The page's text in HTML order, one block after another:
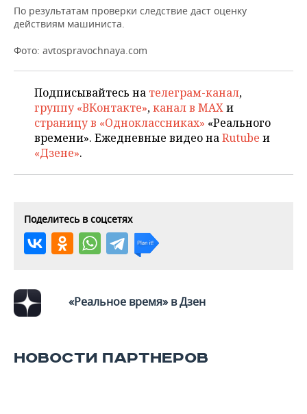
ОПК
ЭНЕРГЕТИКА
ТРАНСПОРТ
IT
ТЕЛЕКОММУНИКАЦИИ
НОВОСТИ МЕРОПРИЯТИЙ
БИЗНЕС-БРАНЧИ
ONLINE-КОНФЕРЕНЦИИ
ОТКРЫТАЯ ЛЕКЦИЯ
СПОРТ
ФУТБОЛ
ХОККЕЙ
БАСКЕТБОЛ
ФИГУРНОЕ КАТАНИЕ
ВОДНЫЕ ВИДЫ СПОРТА
ХОККЕЙ С МЯЧОМ
НОВОСТИ ОБЩЕСТВА
ВЛАСТЬ
ИНФРАСТРУКТУРА
МЕДИЦИНА
ПРОИСШЕСТВИЯ
ФОТОГАЛЕРЕЯ
СЮЖЕТЫ
СПРАВОЧНИК
По результатам проверки следствие даст оценку
действиям машиниста.
Фото: avtospravochnaya.com
Подписывайтесь на телеграм-канал,
группу «ВКонтакте»,канал в MAXи
страницу в «Одноклассниках» «Реального
времени». Ежедневные видео наRutube и
«Дзене».
Поделитесь в соцсетях
«Реальное время» в Дзен
НОВОСТИ ПАРТНЕРОВ